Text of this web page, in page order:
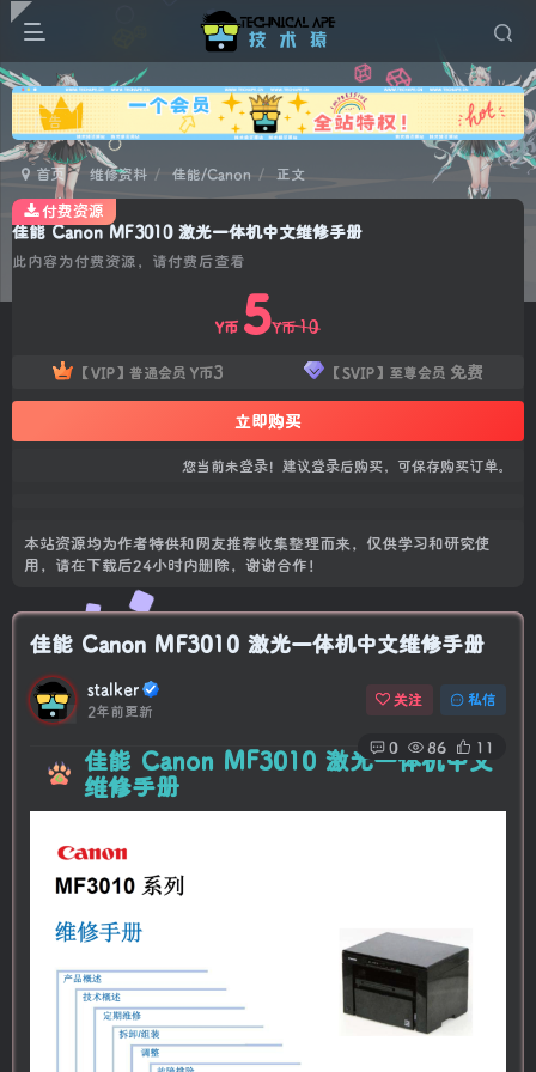
广告
首页 维修资料 佳能/Canon 正文
佳能 Canon MF3010 激光一体机中文维修手册
此内容为付费资源，请付费后查看
Y币 5Y币10
【VIP】普通会员 Y币3 【SVIP】至尊会员 免费
立即购买
您当前未登录！建议登录后购买，可保存购买订单。
本站资源均为作者特供和网友推荐收集整理而来，仅供学习和研究使
用，请在下载后24小时内删除，谢谢合作！
付费资源
佳能 Canon MF3010 激光一体机中文维修手册
stalker
2年前更新
关注 私信
0 86 11
佳能 Canon MF3010 激光一体机中文
维修手册